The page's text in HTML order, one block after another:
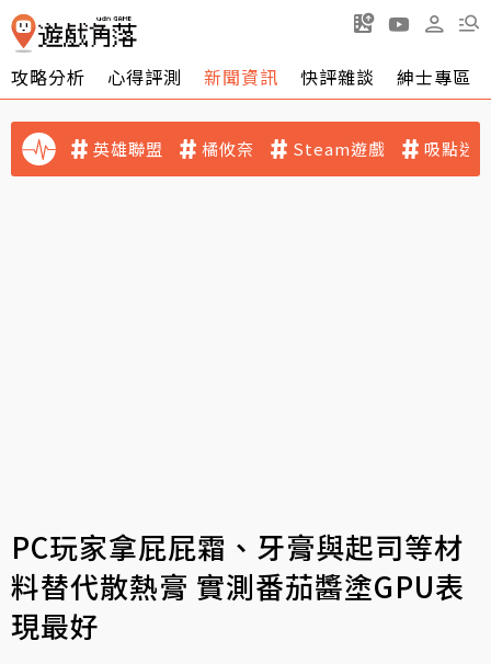
攻略分析 心得評測 新聞資訊 快評雜談 紳士專區
英雄聯盟 橘攸奈 Steam遊戲 吸點迷
PC玩家拿屁屁霜、牙膏與起司等材
料替代散熱膏 實測番茄醬塗GPU表
現最好